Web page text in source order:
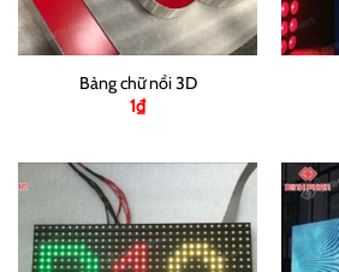
Bảng chữ nổi 3D
1₫